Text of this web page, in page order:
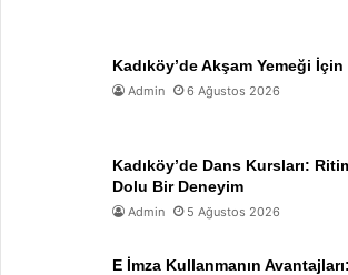
Kadıköy’de Akşam Yemeği
Admin 6 Ağustos 2026
Kadıköy’de Dans Kursları:
Dolu Bir Deneyim
Admin 5 Ağustos 2026
E İmza Kullanmanın